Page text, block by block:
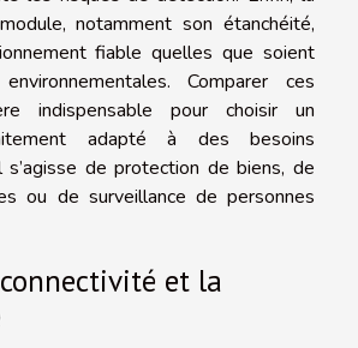
notamment son étanchéité,
fiable quelles que soient
Comparer ces
indispensable pour choisir un
adapté à des besoins
s’agisse de protection de biens, de
ou de surveillance de personnes
et la